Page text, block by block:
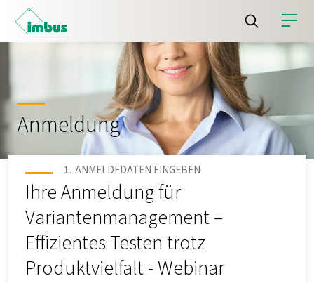
Anmeldung
ANMELDEDATEN EINGEBEN
Ihre Anmeldung für
Variantenmanagement –
Effizientes Testen trotz
Produktvielfalt - Webinar